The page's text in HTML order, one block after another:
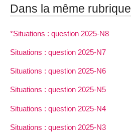
Dans la même rubrique
*Situations : question 2025-N8
Situations : question 2025-N7
Situations : question 2025-N6
Situations : question 2025-N5
Situations : question 2025-N4
Situations : question 2025-N3